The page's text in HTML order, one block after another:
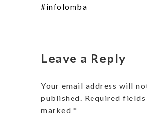
#infolomba
Leave a Reply
Your email address will
published. Required fields
marked *